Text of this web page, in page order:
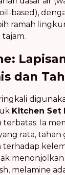
based),
ramah
dan
Kitchen Set
Ia
rata, tahan
menonjolkan
melamine